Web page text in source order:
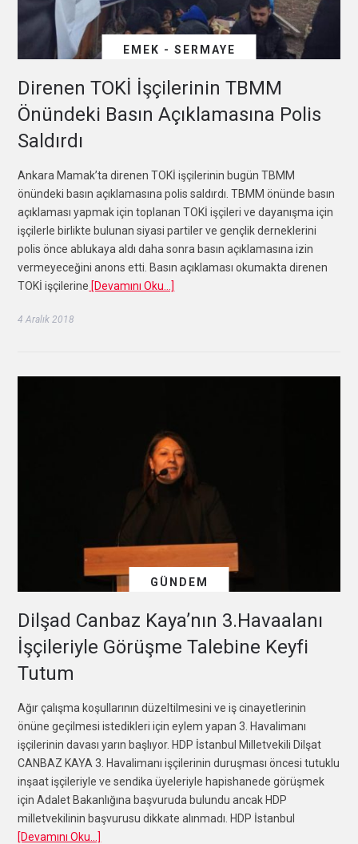
EMEK - SERMAYE
Direnen TOKİ İşçilerinin TBMM
Önündeki Basın Açıklamasına Polis
Saldırdı
Ankara Mamak’ta direnen TOKİ işçilerinin bugün TBMM
önündeki basın açıklamasına polis saldırdı. TBMM önünde basın
açıklaması yapmak için toplanan TOKİ işçileri ve dayanışma için
işçilerle birlikte bulunan siyasi partiler ve gençlik derneklerini
polis önce ablukaya aldı daha sonra basın açıklamasına izin
vermeyeceğini anons etti. Basın açıklaması okumakta direnen
TOKİ işçilerine [Devamını Oku…]
4 Aralık 2018
GÜNDEM
Dilşad Canbaz Kaya’nın 3.Havaalanı
İşçileriyle Görüşme Talebine Keyfi
Tutum
Ağır çalışma koşullarının düzeltilmesini ve iş cinayetlerinin
önüne geçilmesi istedikleri için eylem yapan 3. Havalimanı
işçilerinin davası yarın başlıyor. HDP İstanbul Milletvekili Dilşat
CANBAZ KAYA 3. Havalimanı işçilerinin duruşması öncesi tutuklu
inşaat işçileriyle ve sendika üyeleriyle hapishanede görüşmek
için Adalet Bakanlığına başvuruda bulundu ancak HDP
milletvekilinin başvurusu dikkate alınmadı. HDP İstanbul
[Devamını Oku…]